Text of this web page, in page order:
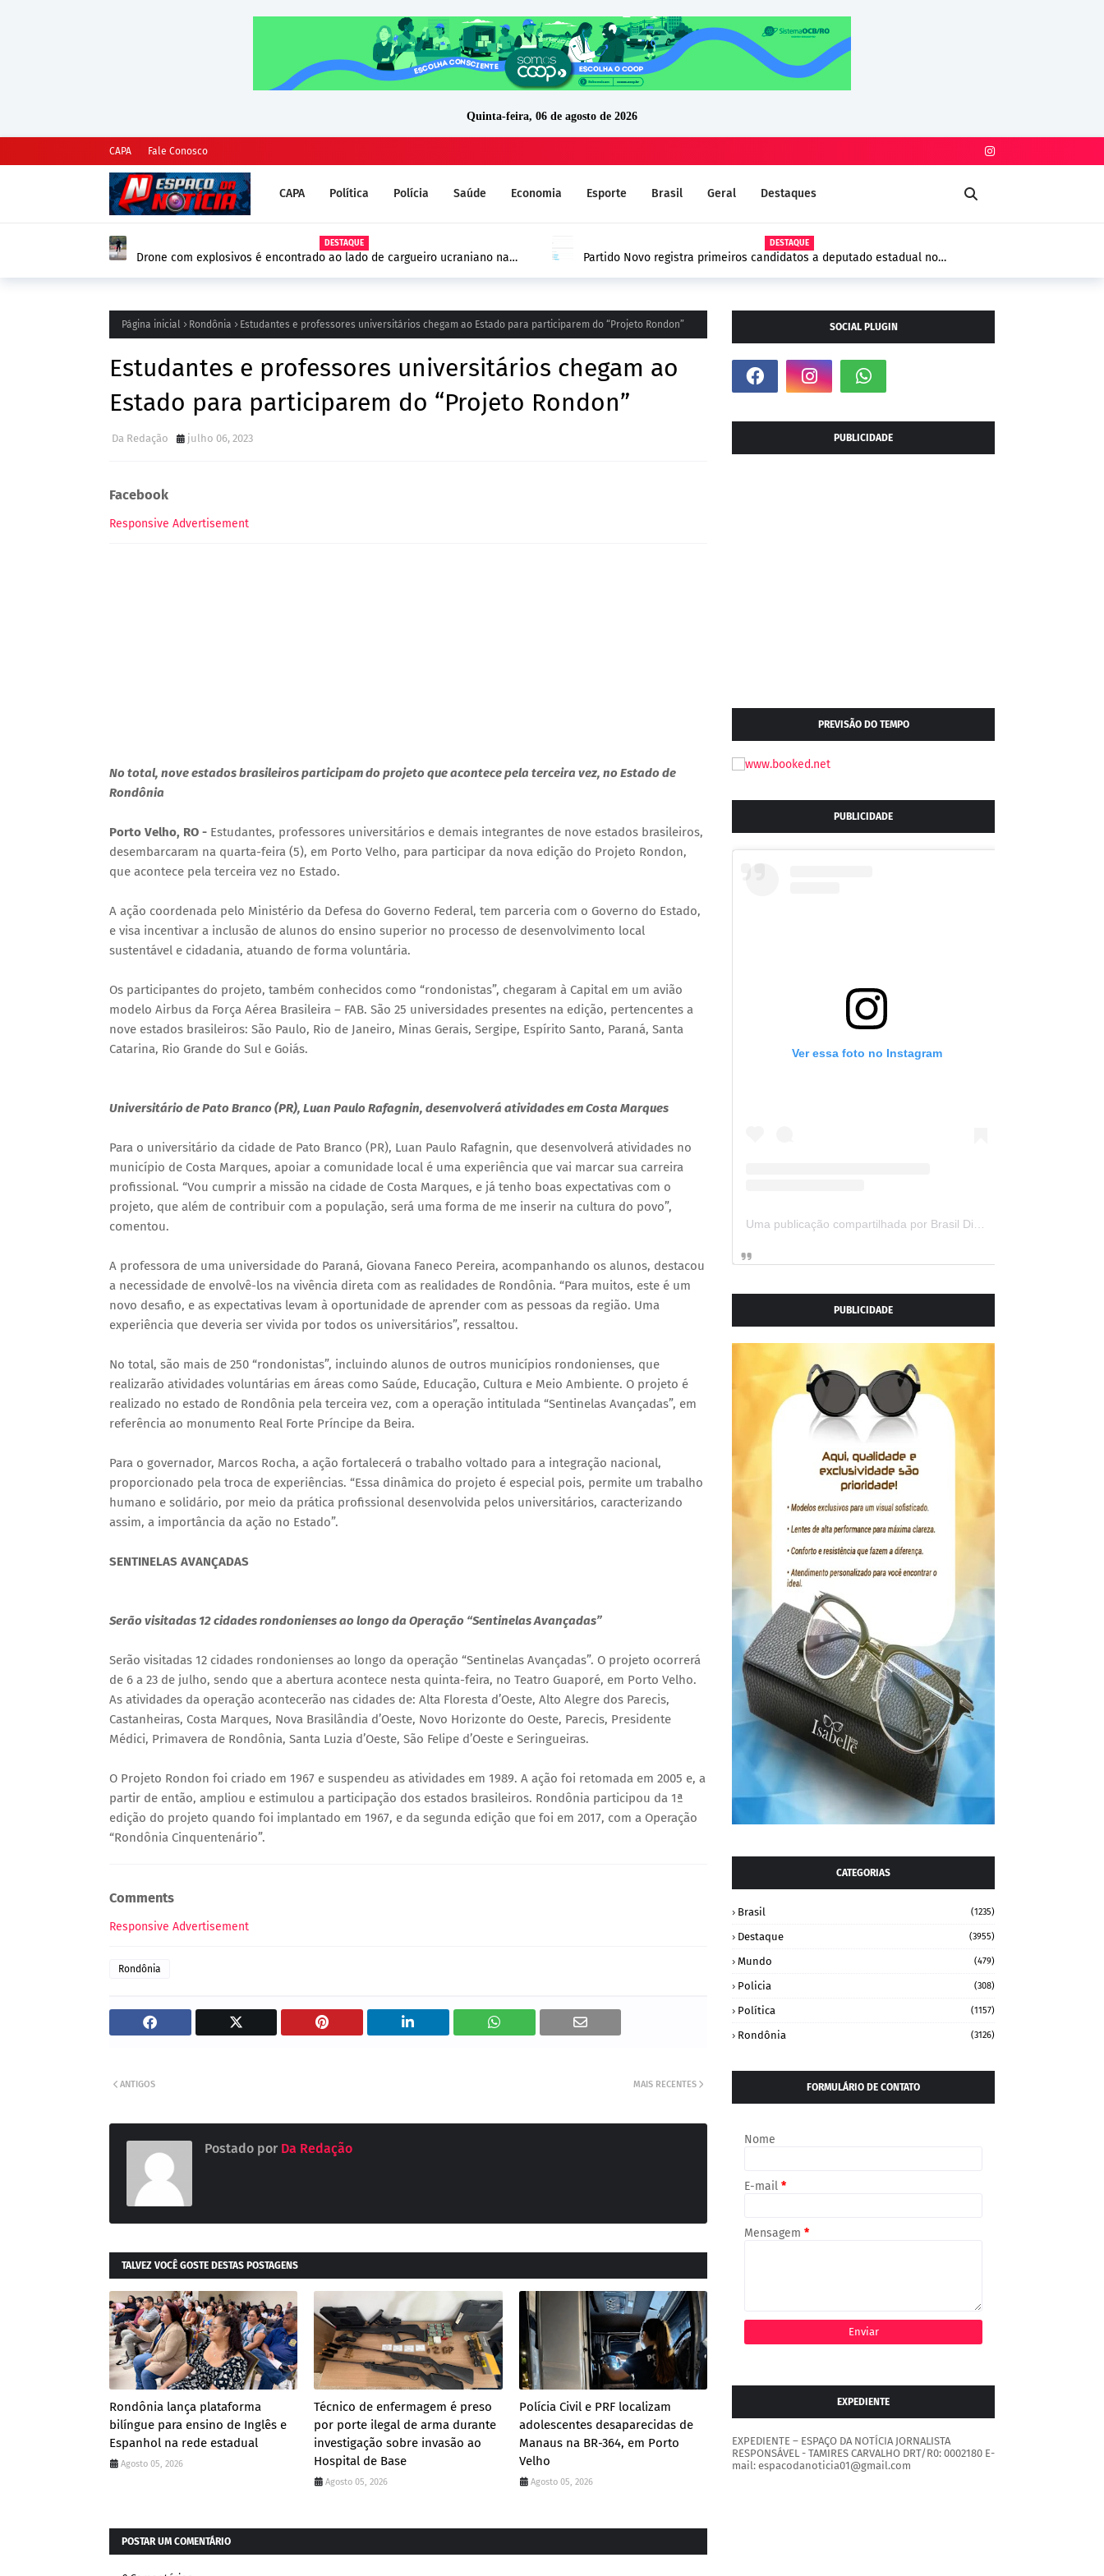
Quinta-feira, 06 de agosto de 2026
CAPA Fale Conosco
CAPA Política Polícia Saúde Economia Esporte Brasil Geral Destaques
DESTAQUE
Drone com explosivos é encontrado ao lado de cargueiro ucraniano na
DESTAQUE
Partido Novo registra primeiros candidatos a deputado estadual no
Página inicial Rondônia Estudantes e professores universitários chegam ao Estado para participarem do “Projeto Rondon”
Estudantes e professores universitários chegam ao
Estado para participarem do “Projeto Rondon”
Da Redação julho 06, 2023
Facebook
Responsive Advertisement
No total, nove estados brasileiros participam do projeto que acontece pela terceira vez, no Estado de
Rondônia
Porto Velho, RO - Estudantes, professores universitários e demais integrantes de nove estados brasileiros,
desembarcaram na quarta-feira (5), em Porto Velho, para participar da nova edição do Projeto Rondon,
que acontece pela terceira vez no Estado.
A ação coordenada pelo Ministério da Defesa do Governo Federal, tem parceria com o Governo do Estado,
e visa incentivar a inclusão de alunos do ensino superior no processo de desenvolvimento local
sustentável e cidadania, atuando de forma voluntária.
Os participantes do projeto, também conhecidos como “rondonistas”, chegaram à Capital em um avião
modelo Airbus da Força Aérea Brasileira – FAB. São 25 universidades presentes na edição, pertencentes a
nove estados brasileiros: São Paulo, Rio de Janeiro, Minas Gerais, Sergipe, Espírito Santo, Paraná, Santa
Catarina, Rio Grande do Sul e Goiás.
Universitário de Pato Branco (PR), Luan Paulo Rafagnin, desenvolverá atividades em Costa Marques
Para o universitário da cidade de Pato Branco (PR), Luan Paulo Rafagnin, que desenvolverá atividades no
município de Costa Marques, apoiar a comunidade local é uma experiência que vai marcar sua carreira
profissional. “Vou cumprir a missão na cidade de Costa Marques, e já tenho boas expectativas com o
projeto, que além de contribuir com a população, será uma forma de me inserir na cultura do povo”,
comentou.
A professora de uma universidade do Paraná, Giovana Faneco Pereira, acompanhando os alunos, destacou
a necessidade de envolvê-los na vivência direta com as realidades de Rondônia. “Para muitos, este é um
novo desafio, e as expectativas levam à oportunidade de aprender com as pessoas da região. Uma
experiência que deveria ser vivida por todos os universitários”, ressaltou.
No total, são mais de 250 “rondonistas”, incluindo alunos de outros municípios rondonienses, que
realizarão atividades voluntárias em áreas como Saúde, Educação, Cultura e Meio Ambiente. O projeto é
realizado no estado de Rondônia pela terceira vez, com a operação intitulada “Sentinelas Avançadas”, em
referência ao monumento Real Forte Príncipe da Beira.
Para o governador, Marcos Rocha, a ação fortalecerá o trabalho voltado para a integração nacional,
proporcionado pela troca de experiências. “Essa dinâmica do projeto é especial pois, permite um trabalho
humano e solidário, por meio da prática profissional desenvolvida pelos universitários, caracterizando
assim, a importância da ação no Estado”.
SENTINELAS AVANÇADAS
Serão visitadas 12 cidades rondonienses ao longo da Operação “Sentinelas Avançadas”
Serão visitadas 12 cidades rondonienses ao longo da operação “Sentinelas Avançadas”. O projeto ocorrerá
de 6 a 23 de julho, sendo que a abertura acontece nesta quinta-feira, no Teatro Guaporé, em Porto Velho.
As atividades da operação acontecerão nas cidades de: Alta Floresta d’Oeste, Alto Alegre dos Parecis,
Castanheiras, Costa Marques, Nova Brasilândia d’Oeste, Novo Horizonte do Oeste, Parecis, Presidente
Médici, Primavera de Rondônia, Santa Luzia d’Oeste, São Felipe d’Oeste e Seringueiras.
O Projeto Rondon foi criado em 1967 e suspendeu as atividades em 1989. A ação foi retomada em 2005 e, a
partir de então, ampliou e estimulou a participação dos estados brasileiros. Rondônia participou da 1ª
edição do projeto quando foi implantado em 1967, e da segunda edição que foi em 2017, com a Operação
“Rondônia Cinquentenário”.
Comments
Responsive Advertisement
Rondônia
MAIS RECENTES
ANTIGOS
Postado por Da Redação
TALVEZ VOCÊ GOSTE DESTAS POSTAGENS
Rondônia lança plataforma
bilíngue para ensino de Inglês e
Espanhol na rede estadual
Agosto 05, 2026
Técnico de enfermagem é preso
por porte ilegal de arma durante
investigação sobre invasão ao
Hospital de Base
Agosto 05, 2026
Polícia Civil e PRF localizam
adolescentes desaparecidas de
Manaus na BR-364, em Porto
Velho
Agosto 05, 2026
POSTAR UM COMENTÁRIO
SOCIAL PLUGIN
PUBLICIDADE
PREVISÃO DO TEMPO
PUBLICIDADE
Ver essa foto no Instagram
PUBLICIDADE
CATEGORIAS
Brasil (1235)
Destaque (3955)
Mundo (479)
Policia (308)
Política (1157)
Rondônia (3126)
FORMULÁRIO DE CONTATO
Nome
E-mail *
Mensagem *
EXPEDIENTE
EXPEDIENTE – ESPAÇO DA NOTÍCIA JORNALISTA
RESPONSÁVEL - TAMIRES CARVALHO DRT/R0: 0002180 E-
mail: espacodanoticia01@gmail.com